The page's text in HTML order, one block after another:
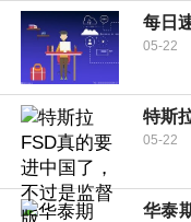
每日
05-22
特斯
05-22
华泰